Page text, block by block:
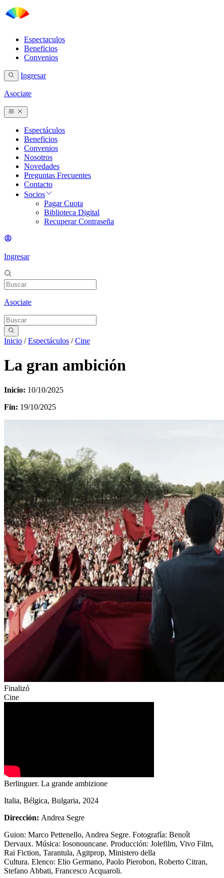
Espectaculos
Beneficios
Convenios
Ingresar
Asociate
Espectáculos
Beneficios
Convenios
Nosotros
Novedades
Preguntas Frecuentes
Contacto
Socios
Pagar Cuota
Biblioteca Digital
Recuperar Contraseña
Ingresar
Asociate
Inicio /Espectáculos /Cine
La gran ambición
Inicio: 10/10/2025
Fin: 19/10/2025
Finalizó
Cine
Berlinguer. La grande ambizione
Italia, Bélgica, Bulgaria, 2024
Dirección: Andrea Segre
Guion: Marco Pettenello, Andrea Segre. Fotografía: Benoît
Dervaux. Música: Iosonouncane. Producción: Jolefilm, Vivo Film,
Rai Fiction, Tarantula, Agitprop, Ministero della
Cultura. Elenco: Elio Germano, Paolo Pierobon, Roberto Citran,
Stefano Abbati, Francesco Acquaroli.